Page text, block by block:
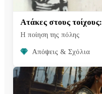
Ατάκες στους τοίχους:
Η ποίηση της πόλης
Απόψεις & Σχόλια